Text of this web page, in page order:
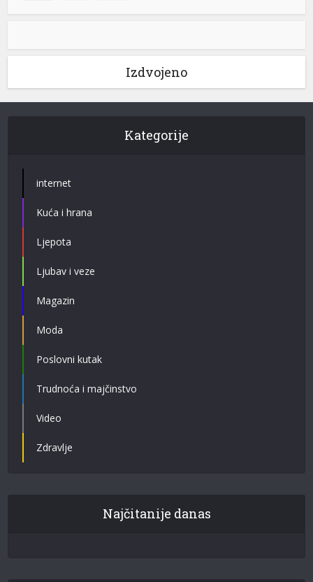
Izdvojeno
Kategorije
internet
Kuća i hrana
Ljepota
Ljubav i veze
Magazin
Moda
Poslovni kutak
Trudnoća i majčinstvo
Video
Zdravlje
Najčitanije danas